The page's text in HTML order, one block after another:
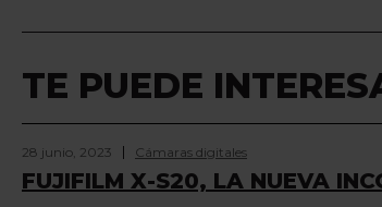
TE PUEDE
28 junio, 2023 Cámaras digitales
FUJIFILM X-S20, LA NUEVA